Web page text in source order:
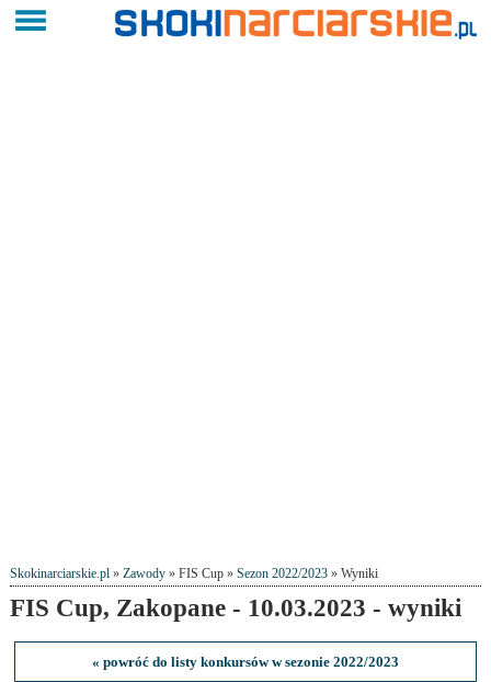
Skokinarciarskie.pl» Zawody» FIS Cup » Sezon 2022/2023» Wyniki
FIS Cup, Zakopane - 10.03.2023 - wyniki
« powróć do listy konkursów w sezonie 2022/2023